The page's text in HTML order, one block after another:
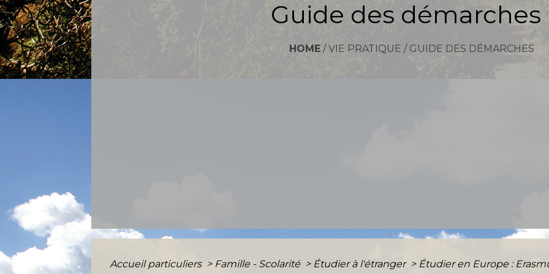
Guide des démarches
HOME /VIE PRATIQUE / GUIDE DES DÉMARCHES
Accueil particuliers > Famille - Scolarité > Étudier à l'étranger > Étudier en Europe :